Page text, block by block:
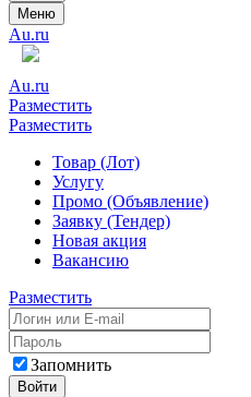
Меню
Au.ru
Au.ru
Разместить
Разместить
Товар (Лот)
Услугу
Промо (Объявление)
Заявку (Тендер)
Новая акция
Вакансию
Разместить
Запомнить
Войти